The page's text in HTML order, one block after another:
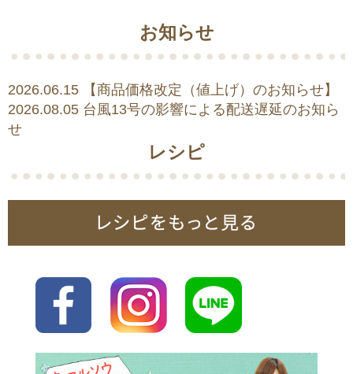
お知らせ
2026.06.15
【商品価格改定（値上げ）のお知らせ】
2026.08.05 台風13号の影響による配送遅延のお知ら
せ
レシピ